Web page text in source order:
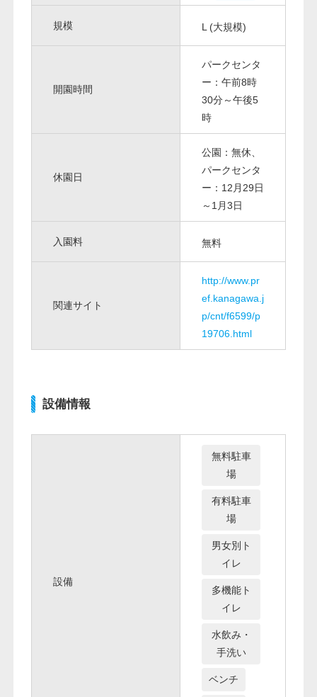
規模 L (大規模)
開園時間
パークセンタ
ー：午前8時
30分～午後5
時
休園日
公園：無休、
パークセンタ
ー：12月29日
～1月3日
入園料 無料
関連サイト
http://www.pr
ef.kanagawa.j
p/cnt/f6599/p
19706.html
設備情報
設備
無料駐車
場
有料駐車
場
男女別ト
イレ
多機能ト
イレ
水飲み・
手洗い
ベンチ